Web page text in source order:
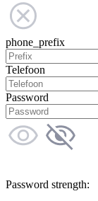
phone_prefix
Telefoon
Password
Password strength: